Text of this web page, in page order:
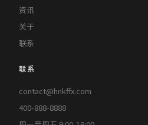
资讯
关于
联系
联系
contact@hnkffx.com
400-888-8888